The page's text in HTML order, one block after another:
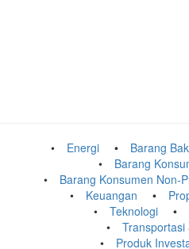
Energi Barang
Barang
Barang Konsumen Non-
Keuangan
Teknologi
Transportasi
Produk